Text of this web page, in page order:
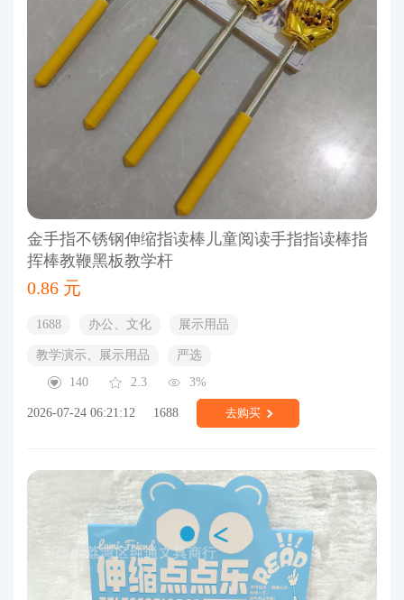
金手指不锈钢伸缩指读棒儿童阅读手指指读棒指
挥棒教鞭黑板教学杆
0.86 元
1688 办公、文化 展示用品
教学演示、展示用品
严选
140
2.3 3%
2026-07-24 06:21:12 1688 去购买